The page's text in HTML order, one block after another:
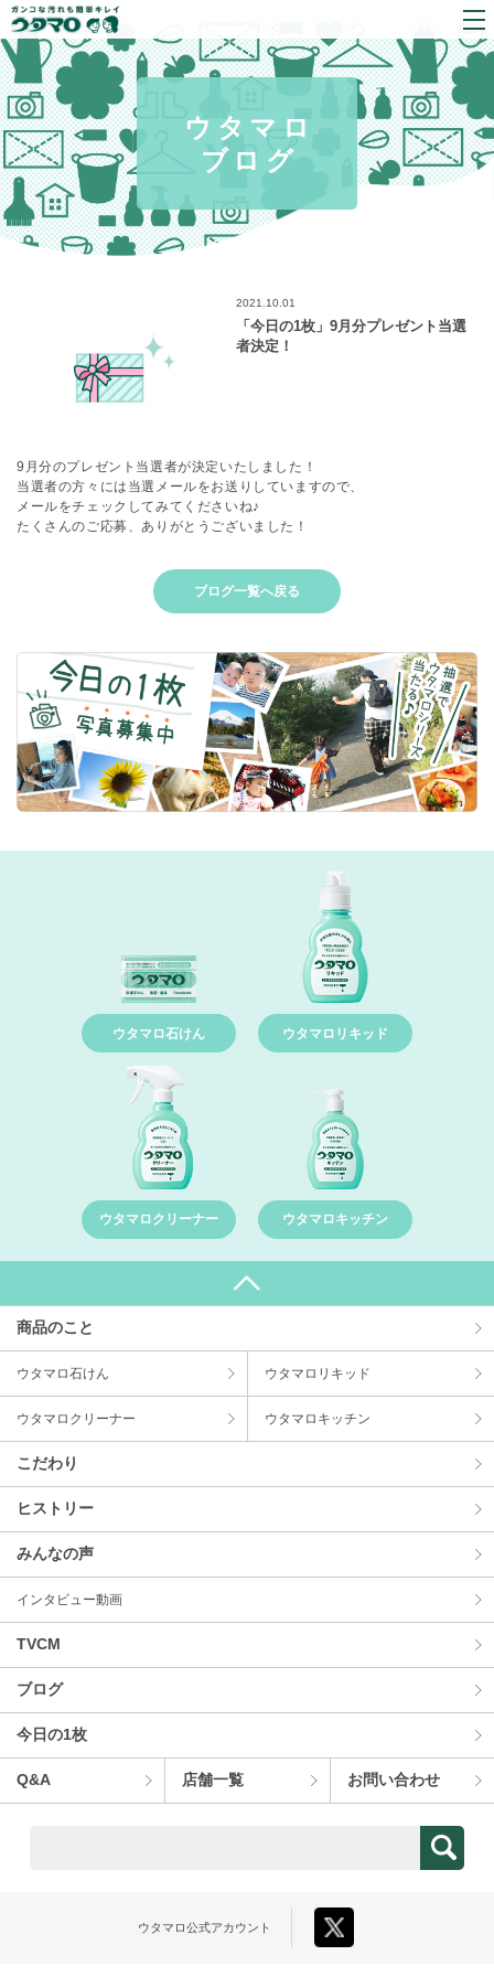
ウタマロ
ブログ
2021.10.01
「今日の1枚」9月分プレゼント当選
者決定！
9月分のプレゼント当選者が決定いたしました！
当選者の方々には当選メールをお送りしていますので、
メールをチェックしてみてくださいね♪
たくさんのご応募、ありがとうございました！
ブログ一覧へ戻る
ウタマロ石けん ウタマロリキッド
ウタマロクリーナー ウタマロキッチン
商品のこと
ウタマロ⽯けん ウタマロリキッド
ウタマロクリーナー ウタマロキッチン
こだわり
ヒストリー
みんなの声
インタビュー動画
TVCM
ブログ
今⽇の1枚
Q&A 店舗⼀覧 お問い合わせ
ウタマロ公式アカウント